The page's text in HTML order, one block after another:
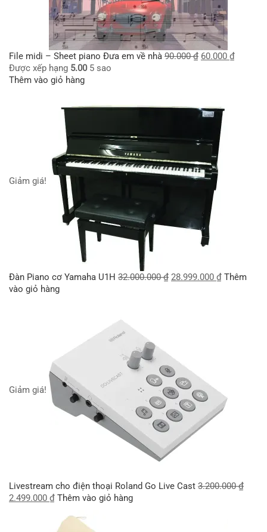
File midi – Sheet piano Đưa em về nhà 90.000₫ 60.000 ₫
Được xếp hạng 5.005 sao
Thêm vào giỏ hàng
Giảm giá!
Đàn Piano cơ Yamaha U1H 32.000.000₫ 28.999.000 ₫ Thêm
vào giỏ hàng
Giảm giá!
Livestream cho điện thoại Roland Go Live Cast 3.200.000₫
2.499.000 ₫ Thêm vào giỏ hàng